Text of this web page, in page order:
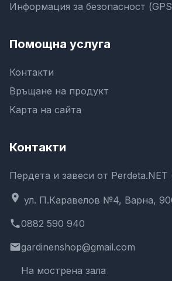
Информация за безопасност
Помощна услуга
Контакти
Връщане на продукт
Карта на сайта
Контакти
Пердета и завеси от
location_on ул. П.Каравелов №4, Варна,
phone0882 590 940
emailgardinenshop@gmail.com
На мострена зала